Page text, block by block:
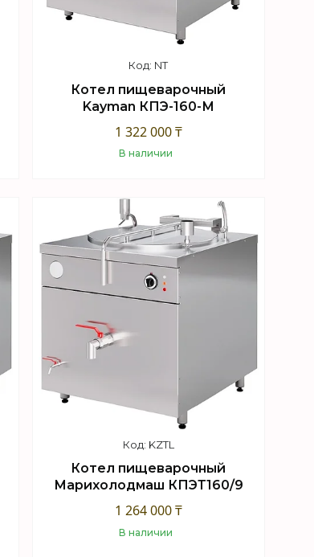
NT
Котел пищеварочный
Kayman КПЭ-160-М
1 322 000 ₸
В наличии
KZTL
Котел пищеварочный
Марихолодмаш КПЭТ160/9
1 264 000 ₸
В наличии